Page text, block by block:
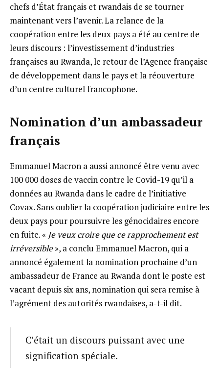
chefs d’État français et rwandais de se tourner
maintenant vers l’avenir. La relance de la
coopération entre les deux pays a été au centre de
leurs discours : l’investissement d’industries
françaises au Rwanda, le retour de l’Agence française
de développement dans le pays et la réouverture
d’un centre culturel francophone.
Nomination d’un ambassadeur
français
Emmanuel Macron a aussi annoncé être venu avec
100 000 doses de vaccin contre le Covid-19 qu’il a
données au Rwanda dans le cadre de l’initiative
Covax. Sans oublier la coopération judiciaire entre les
deux pays pour poursuivre les génocidaires encore
en fuite. « Je veux croire que ce rapprochement est
irréversible», a conclu Emmanuel Macron, qui a
annoncé également la nomination prochaine d’un
ambassadeur de France au Rwanda dont le poste est
vacant depuis six ans, nomination qui sera remise à
l’agrément des autorités rwandaises, a-t-il dit.
C’était un discours puissant avec une
signification spéciale.